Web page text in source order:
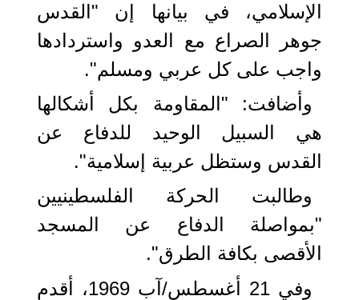
الإسلامي، في بيانها إن "القدس
جوهر الصراع مع العدو واستردادها
واجب على كل عربي ومسلم".
وأضافت: "المقاومة بكل أشكالها
هي السبيل الوحيد للدفاع عن
القدس وستظل عربية إسلامية".
وطالبت الحركة الفلسطينيين
"بمواصلة الدفاع عن المسجد
الأقصى بكافة الطرق".
وفي 21 أغسطس/آب 1969، أقدم